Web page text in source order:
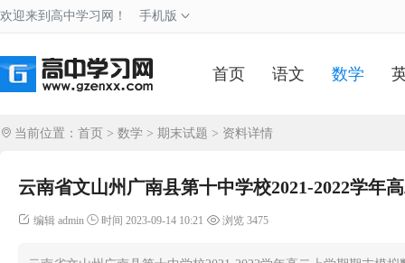
欢迎来到高中学习网！ 手机版
首页 语文 数学
当前位置： 首页 > 数学 > 期末试题 > 资料详情
云南省文山州广南县第十中学校2021-2022学年
编辑 admin 时间 2023-09-14 10:21 浏览 3475